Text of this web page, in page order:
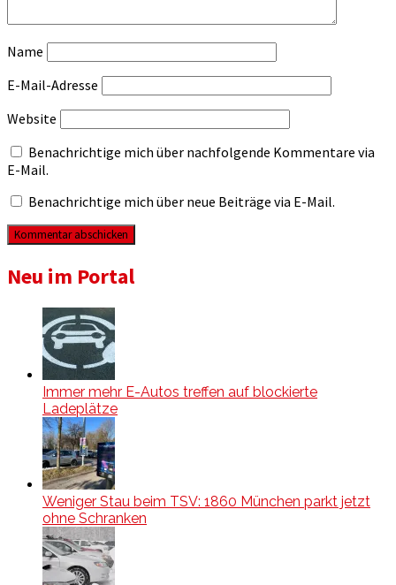
Name
E-Mail-Adresse
Website
Benachrichtige mich über nachfolgende Kommentare via
E-Mail.
Benachrichtige mich über neue Beiträge via E-Mail.
Neu im Portal
Immer mehr E-Autos treffen auf blockierte
Ladeplätze
Weniger Stau beim TSV: 1860 München parkt jetzt
ohne Schranken